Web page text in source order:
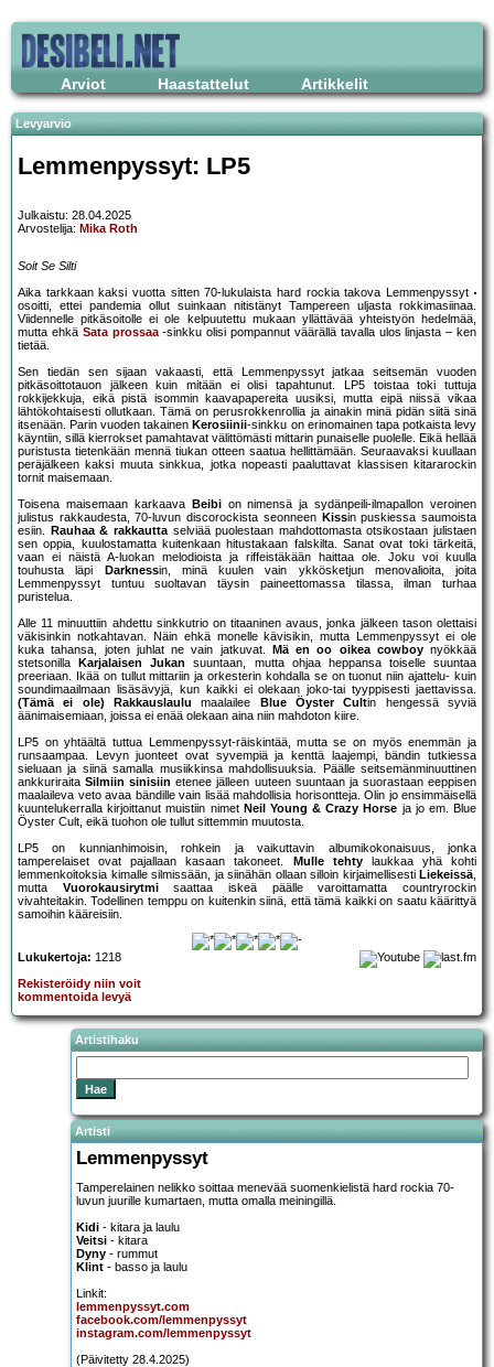
Arviot Haastattelut Artikkelit
Levyarvio
Lemmenpyssyt: LP5
Julkaistu: 28.04.2025
Arvostelija: Mika Roth
Soit Se Silti
Aika tarkkaan kaksi vuotta sitten 70-lukulaista hard rockia takova Lemmenpyssyt
osoitti, ettei pandemia ollut suinkaan nitistänyt Tampereen uljasta rokkimasiinaa.
Viidennelle pitkäsoitolle ei ole kelpuutettu mukaan yllättävää yhteistyön hedelmää,
mutta ehkä Sata prossaa-sinkku olisi pompannut väärällä tavalla ulos linjasta – ken
tietää.
Sen tiedän sen sijaan vakaasti, että Lemmenpyssyt jatkaa seitsemän vuoden
pitkäsoittotauon jälkeen kuin mitään ei olisi tapahtunut. LP5 toistaa toki tuttuja
rokkijekkuja, eikä pistä isommin kaavapapereita uusiksi, mutta eipä niissä vikaa
lähtökohtaisesti ollutkaan. Tämä on perusrokkenrollia ja ainakin minä pidän siitä sinä
itsenään. Parin vuoden takainen Kerosiinii-sinkku on erinomainen tapa potkaista levy
käyntiin, sillä kierrokset pamahtavat välittömästi mittarin punaiselle puolelle. Eikä hellää
puristusta tietenkään mennä tiukan otteen saatua hellittämään. Seuraavaksi kuullaan
peräjälkeen kaksi muuta sinkkua, jotka nopeasti paaluttavat klassisen kitararockin
tornit maisemaan.
Toisena maisemaan karkaava
Beibion nimensä ja sydänpeili-ilmapallon veroinen
julistus rakkaudesta, 70-luvun discorockista seonneen Kissin puskiessa saumoista
esiin.
Rauhaa & rakkauttaselviää puolestaan mahdottomasta otsikostaan julistaen
sen oppia, kuulostamatta kuitenkaan hitustakaan falskilta. Sanat ovat toki tärkeitä,
vaan ei näistä A-luokan melodioista ja riffeistäkään haittaa ole. Joku voi kuulla
touhusta läpi
Darknessin, minä kuulen vain ykkösketjun menovalioita, joita
Lemmenpyssyt tuntuu suoltavan täysin paineettomassa tilassa, ilman turhaa
puristelua.
Alle 11 minuuttiin ahdettu sinkkutrio on titaaninen avaus, jonka jälkeen tason olettaisi
väkisinkin notkahtavan. Näin ehkä monelle kävisikin, mutta Lemmenpyssyt ei ole
kuka tahansa, joten juhlat ne vain jatkuvat.
Mä en oo oikea cowboynyökkää
stetsonilla
Karjalaisen Jukan
suuntaan, mutta ohjaa heppansa toiselle suuntaa
preeriaan. Ikää on tullut mittariin ja orkesterin kohdalla se on tuonut niin ajattelu- kuin
soundimaailmaan lisäsävyjä, kun kaikki ei olekaan joko-tai tyyppisesti jaettavissa.
(Tämä ei ole) Rakkauslaulu maalailee Blue Öyster Cultin hengessä syviä
äänimaisemiaan, joissa ei enää olekaan aina niin mahdoton kiire.
LP5 on yhtäältä tuttua Lemmenpyssyt-räiskintää, mutta se on myös enemmän ja
runsaampaa. Levyn juonteet ovat syvempiä ja kenttä laajempi, bändin tutkiessa
sieluaan ja siinä samalla musiikkinsa mahdollisuuksia. Päälle seitsemänminuuttinen
ankkuriraitaSilmiin sinisiin etenee jälleen uuteen suuntaan ja suorastaan eeppisen
maalaileva veto avaa bändille vain lisää mahdollisia horisontteja. Olin jo ensimmäisellä
kuuntelukerralla kirjoittanut muistiin nimet Neil Young & Crazy Horse ja jo em. Blue
Öyster Cult, eikä tuohon ole tullut sittemmin muutosta.
LP5 on kunnianhimoisin, rohkein ja vaikuttavin albumikokonaisuus, jonka
tamperelaiset ovat pajallaan kasaan takoneet.
Mulle tehtylaukkaa yhä kohti
lemmenkoitoksia kimalle silmissään, ja siinähän ollaan silloin kirjaimellisesti Liekeissä,
mutta Vuorokausirytmisaattaa iskeä päälle varoittamatta countryrockin
vivahteitakin. Todellinen temppu on kuitenkin siinä, että tämä kaikki on saatu käärittyä
samoihin kääreisiin.
Lukukertoja: 1218
Rekisteröidy niin voit
kommentoida levyä
Artistihaku
Artisti
Lemmenpyssyt
Tamperelainen nelikko soittaa menevää suomenkielistä hard rockia 70-
luvun juurille kumartaen, mutta omalla meiningillä.
Kidi - kitara ja laulu
Veitsi - kitara
Dyny - rummut
Klint - basso ja laulu
Linkit:
lemmenpyssyt.com
facebook.com/lemmenpyssyt
instagram.com/lemmenpyssyt
(Päivitetty 28.4.2025)